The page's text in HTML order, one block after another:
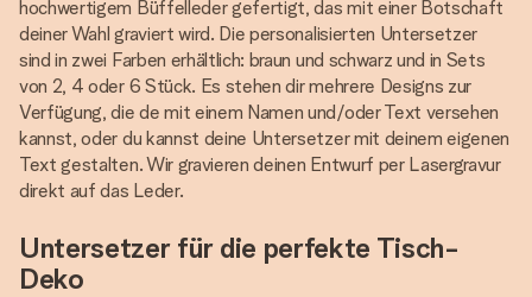
hochwertigem Büffelleder gefertigt, das mit einer Botschaft
deiner Wahl graviert wird. Die personalisierten Untersetzer
sind in zwei Farben erhältlich: braun und schwarz und in Sets
von 2, 4 oder 6 Stück. Es stehen dir mehrere Designs zur
Verfügung, die de mit einem Namen und/oder Text versehen
kannst, oder du kannst deine Untersetzer mit deinem eigenen
Text gestalten. Wir gravieren deinen Entwurf per Lasergravur
direkt auf das Leder.
Untersetzer für die perfekte Tisch-
Deko